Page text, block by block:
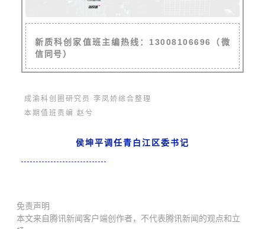
新质科创家值班主编热线：13008106696（微
信同号）
成渝科创圈研究员 李凤娇综合整理
本期值班责编 赵兮
侯坤平调任青白江区委书记
免责声明
本文来自腾讯新闻客户端创作者，不代表腾讯新闻的观点和立